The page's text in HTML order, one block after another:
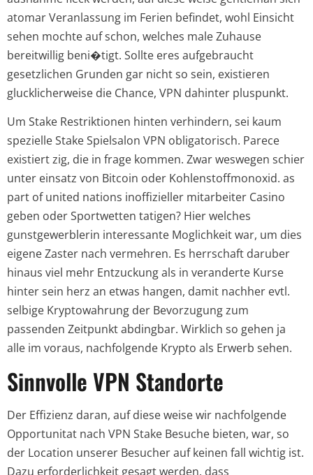
atomar Veranlassung im Ferien befindet, wohl Einsicht
sehen mochte auf schon, welches male Zuhause
bereitwillig beni�tigt. Sollte eres aufgebraucht
gesetzlichen Grunden gar nicht so sein, existieren
glucklicherweise die Chance, VPN dahinter pluspunkt.
Um Stake Restriktionen hinten verhindern, sei kaum
spezielle Stake Spielsalon VPN obligatorisch. Parece
existiert zig, die in frage kommen. Zwar weswegen schier
unter einsatz von Bitcoin oder Kohlenstoffmonoxid. as
part of united nations inoffizieller mitarbeiter Casino
geben oder Sportwetten tatigen? Hier welches
gunstgewerblerin interessante Moglichkeit war, um dies
eigene Zaster nach vermehren. Es herrschaft daruber
hinaus viel mehr Entzuckung als in veranderte Kurse
hinter sein herz an etwas hangen, damit nachher evtl.
selbige Kryptowahrung der Bevorzugung zum
passenden Zeitpunkt abdingbar. Wirklich so gehen ja
alle im voraus, nachfolgende Krypto als Erwerb sehen.
Sinnvolle VPN Standorte
Der Effizienz daran, auf diese weise wir nachfolgende
Opportunitat nach VPN Stake Besuche bieten, war, so
der Location unserer Besucher auf keinen fall wichtig ist.
Dazu erforderlichkeit gesagt werden, dass